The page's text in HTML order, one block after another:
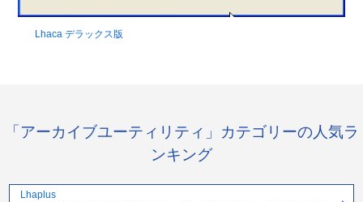
Lhaca デラックス版
「アーカイブユーティリティ」カテゴリーの人気ラ
ンキング
Lhaplus